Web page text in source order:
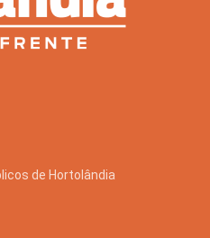
de Hortolândia